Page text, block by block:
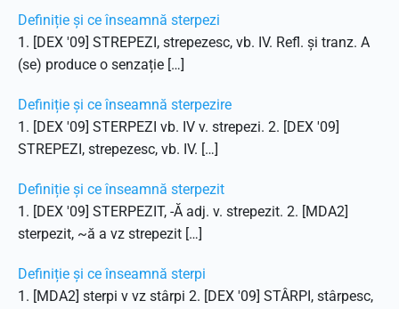
Definiție și ce înseamnă sterpezi
1. [DEX '09] STREPEZI, strepezesc, vb. IV. Refl. și tranz. A
(se) produce o senzație […]
Definiție și ce înseamnă sterpezire
1. [DEX '09] STERPEZI vb. IV v. strepezi. 2. [DEX '09]
STREPEZI, strepezesc, vb. IV. […]
Definiție și ce înseamnă sterpezit
1. [DEX '09] STERPEZIT, -Ă adj. v. strepezit. 2. [MDA2]
sterpezit, ~ă a vz strepezit […]
Definiție și ce înseamnă sterpi
1. [MDA2] sterpi v vz stârpi 2. [DEX '09] STÂRPI, stârpesc,